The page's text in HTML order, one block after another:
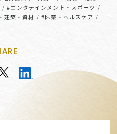
/#エンタテインメント・スポーツ /
建築・資材 / #医薬・ヘルスケア /